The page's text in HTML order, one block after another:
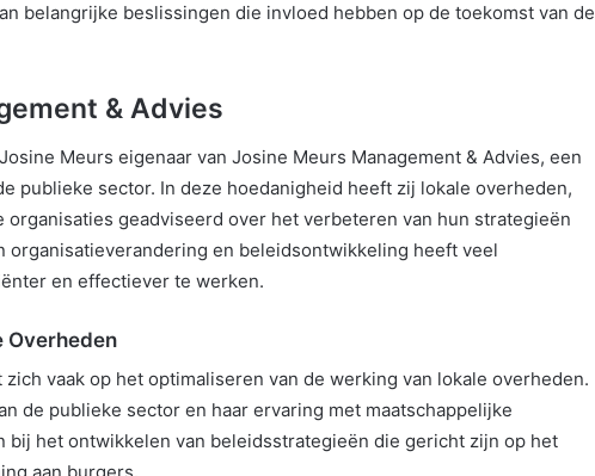
belangrijke beslissingen die invloed hebben op de toekomst van de
& Advies
Meurs eigenaar van Josine Meurs Management & Advies, een
publieke sector. In deze hoedanigheid heeft zij lokale overheden,
geadviseerd over het verbeteren van hun strategieën
organisatieverandering en beleidsontwikkeling heeft veel
en effectiever te werken.
Overheden
vaak op het optimaliseren van de werking van lokale overheden.
de publieke sector en haar ervaring met maatschappelijke
bij het ontwikkelen van beleidsstrategieën die gericht zijn op het